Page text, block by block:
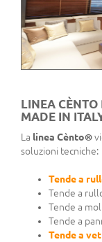
LINEA CÈNTO
MADE IN
La linea Cènto®
soluzioni tecniche:
Tende a
Tende a
Tende a
Tende a
Tende a